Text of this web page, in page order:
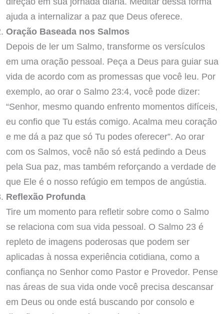
ajuda a internalizar a paz que Deus oferece.
Oração Baseada nos Salmos
Depois de ler um Salmo, transforme os versículos
em uma oração pessoal. Peça a Deus para guiar sua
vida de acordo com as promessas que você leu. Por
exemplo, ao orar o Salmo 23:4, você pode dizer:
“Senhor, mesmo quando enfrento momentos difíceis,
eu confio que Tu estás comigo. Acalma meu coração
e me dá a paz que só Tu podes oferecer”. Ao orar
com os Salmos, você não só está pedindo a Deus
pela Sua paz, mas também reforçando a verdade de
que Ele é o nosso refúgio em tempos de angústia.
Reflexão Profunda
Tire um momento para refletir sobre como o Salmo
se relaciona com sua vida pessoal. O Salmo 23 é
repleto de imagens poderosas que podem ser
aplicadas à nossa experiência cotidiana, como a
confiança no Senhor como Pastor e Provedor. Pense
nas áreas de sua vida onde você precisa descansar
em Deus ou onde está buscando por consolo e